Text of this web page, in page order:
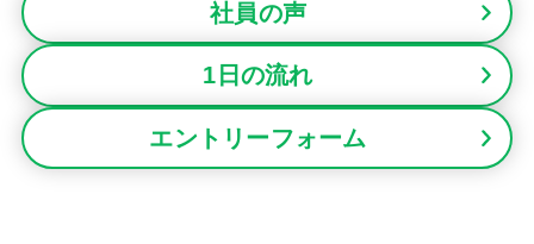
社員の声
1日の流れ
エントリーフォーム